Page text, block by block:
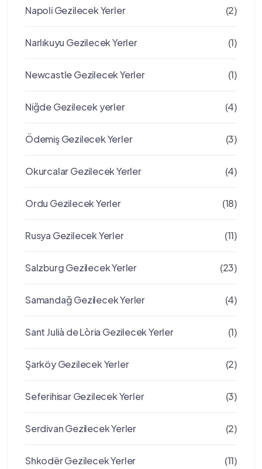
Napoli Gezilecek Yerler (2)
Narlıkuyu Gezilecek Yerler (1)
Newcastle Gezilecek Yerler (1)
Niğde Gezilecek yerler (4)
Ödemiş Gezilecek Yerler (3)
Okurcalar Gezilecek Yerler (4)
Ordu Gezilecek Yerler (18)
Rusya Gezilecek Yerler (11)
Salzburg Gezilecek Yerler (23)
Samandağ Gezilecek Yerler (4)
Sant Julià de Lòria Gezilecek Yerler (1)
Şarköy Gezilecek Yerler (2)
Seferihisar Gezilecek Yerler (3)
Serdivan Gezilecek Yerler (2)
Shkodër Gezilecek Yerler (11)